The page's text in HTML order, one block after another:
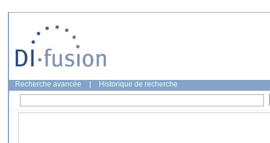
Recherche avancée Historique de recherche